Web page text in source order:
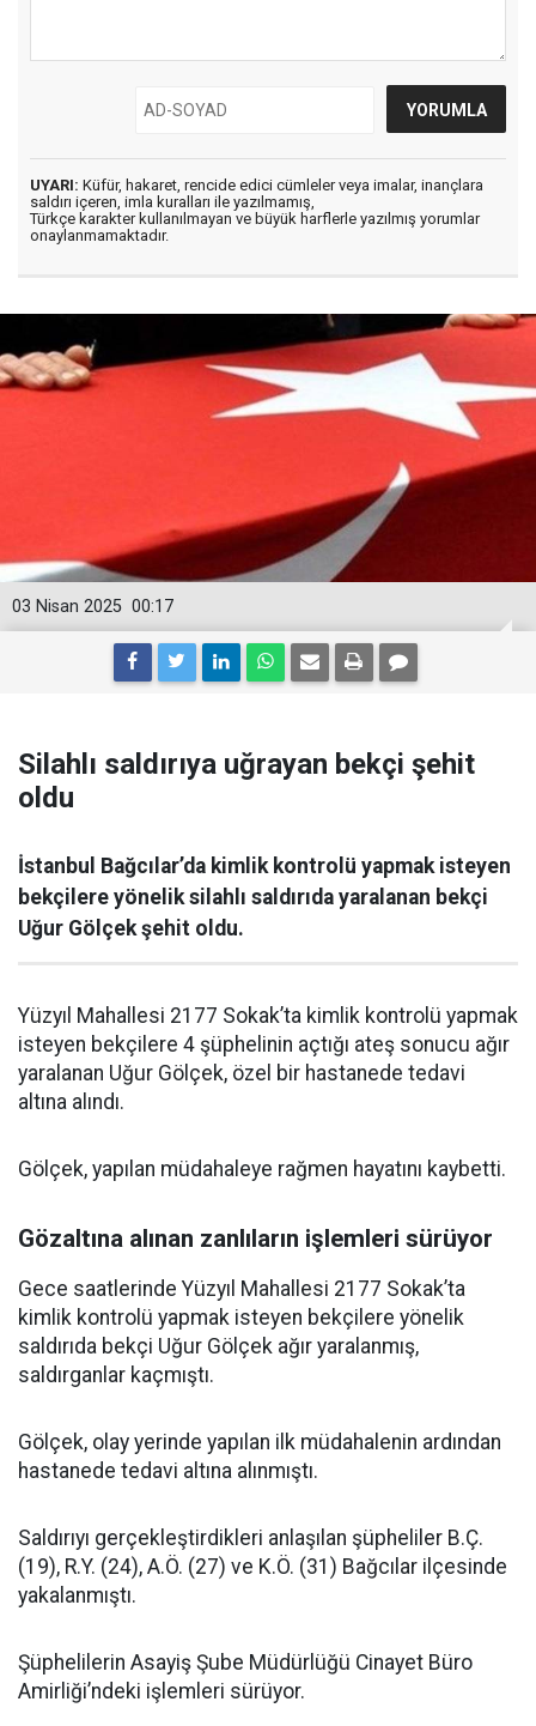
UYARI: Küfür, hakaret, rencide edici cümleler veya imalar, inançlara
saldırı içeren, imla kuralları ile yazılmamış,
Türkçe karakter kullanılmayan ve büyük harflerle yazılmış yorumlar
onaylanmamaktadır.
00:17
03 Nisan 2025
Silahlı saldırıya uğrayan bekçi şehit
oldu
İstanbul Bağcılar’da kimlik kontrolü yapmak isteyen
bekçilere yönelik silahlı saldırıda yaralanan bekçi
Uğur Gölçek şehit oldu.
Yüzyıl Mahallesi 2177 Sokak’ta kimlik kontrolü yapmak
isteyen bekçilere 4 şüphelinin açtığı ateş sonucu ağır
yaralanan Uğur Gölçek, özel bir hastanede tedavi
altına alındı.
Gölçek, yapılan müdahaleye rağmen hayatını kaybetti.
Gözaltına alınan zanlıların işlemleri sürüyor
Gece saatlerinde Yüzyıl Mahallesi 2177 Sokak’ta
kimlik kontrolü yapmak isteyen bekçilere yönelik
saldırıda bekçi Uğur Gölçek ağır yaralanmış,
saldırganlar kaçmıştı.
Gölçek, olay yerinde yapılan ilk müdahalenin ardından
hastanede tedavi altına alınmıştı.
Saldırıyı gerçekleştirdikleri anlaşılan şüpheliler B.Ç.
(19), R.Y. (24), A.Ö. (27) ve K.Ö. (31) Bağcılar ilçesinde
yakalanmıştı.
Şüphelilerin Asayiş Şube Müdürlüğü Cinayet Büro
Amirliği’ndeki işlemleri sürüyor.